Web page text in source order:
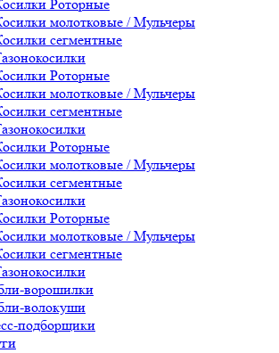
Роторные
молотковые / Мульчеры
сегментные
Роторные
молотковые / Мульчеры
сегментные
Роторные
молотковые / Мульчеры
сегментные
Роторные
молотковые / Мульчеры
сегментные
ворошилки
волокуши
подборщики